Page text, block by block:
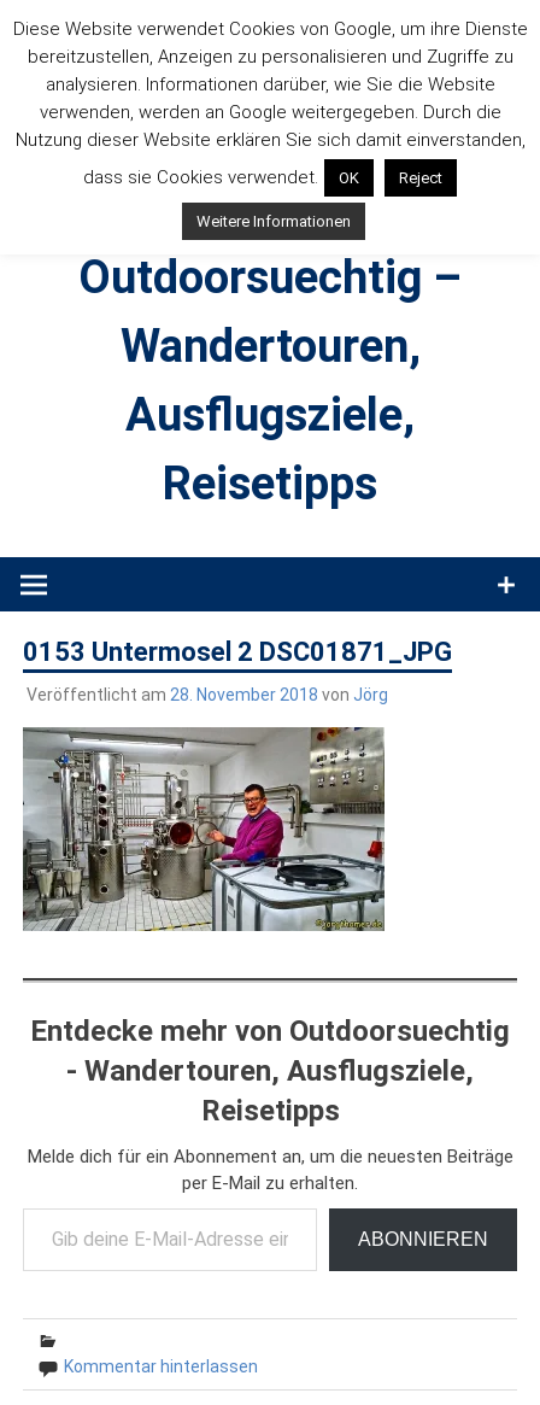
Inhalt
springen
Outdoorsuechtig –
Wandertouren,
Ausflugsziele,
Reisetipps
Produkttests und Buchrezensionen. Ein Blog für alle, die gern
0153 Untermosel 2 DSC01871_JPG
Veröffentlicht am 28. November 2018 von Jörg
Entdecke mehr von Outdoorsuechtig
- Wandertouren, Ausflugsziele,
Reisetipps
Melde dich für ein Abonnement an, um die neuesten Beiträge
per E-Mail zu erhalten.
Gib deine E-Mail-Adresse ein ...
ABONNIEREN
Kommentar hinterlassen
Diese Website verwendet Cookies von Google, um ihre Dienste
bereitzustellen, Anzeigen zu personalisieren und Zugriffe zu
analysieren. Informationen darüber, wie Sie die Website
verwenden, werden an Google weitergegeben. Durch die
Nutzung dieser Website erklären Sie sich damit einverstanden,
dass sie Cookies verwendet.
OK Reject
Weitere Informationen